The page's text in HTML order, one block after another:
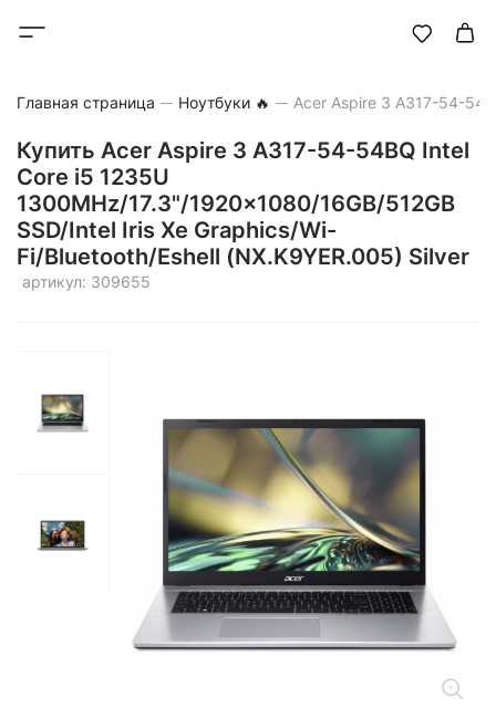
Главная страница Ноутбуки 🔥
Купить Acer Aspire 3 A317-54-54BQ Intel
Core i5 1235U
1300MHz/17.3"/1920x1080/16GB/512GB
SSD/Intel Iris Xe Graphics/Wi-
Fi/Bluetooth/Eshell (NX.K9YER.005) Silver
артикул: 309655